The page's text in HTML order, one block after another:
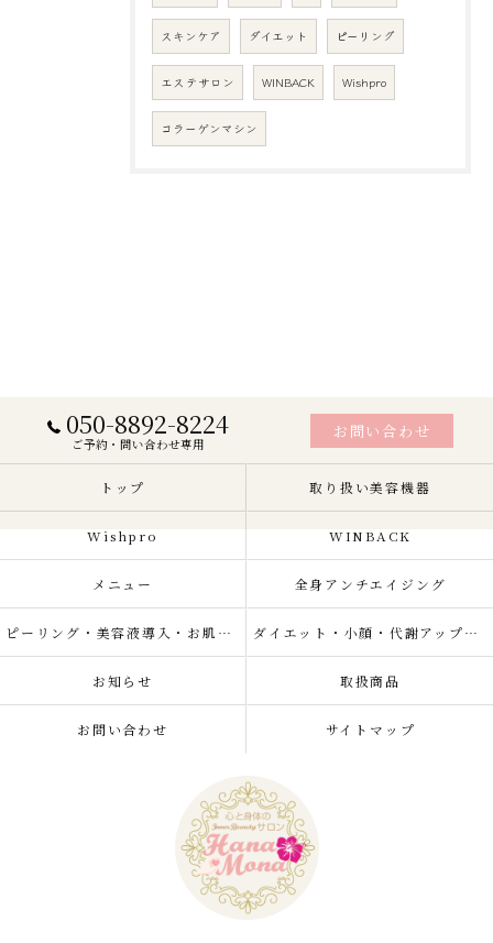
スキンケア ダイエット ピーリング
エステサロン WINBACK Wishpro
コラーゲンマシン
050-8892-8224
ご予約・問い合わせ専用
お問い合わせ
トップ 取り扱い美容機器
Wishpro WINBACK
メニュー 全身アンチエイジング
ピーリング・美容液導入・お肌の悩み改善 ダイエット・小顔・代謝アップ・肌質改善・リラクゼーション
お知らせ 取扱商品
お問い合わせ サイトマップ